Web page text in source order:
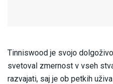
Tinniswood je svojo
svetoval zmernost v vseh
razvajati, saj je ob petkih